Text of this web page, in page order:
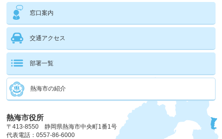
窓口案内
交通アクセス
部署一覧
熱海市の紹介
熱海市役所
〒413-8550 静岡県熱海市中央町1番1号
代表電話：0557-86-6000